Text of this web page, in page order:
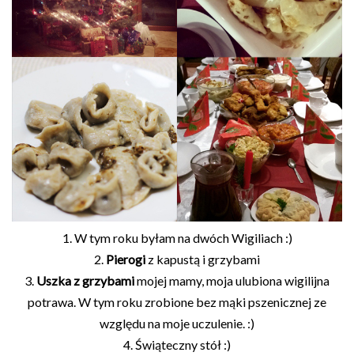
1. W tym roku byłam na dwóch Wigiliach :)
2. Pierogi z kapustą i grzybami
3. Uszka z grzybamimojej mamy, moja ulubiona wigilijna
potrawa. W tym roku zrobione bez mąki pszenicznej ze
względu na moje uczulenie. :)
4. Świąteczny stół :)